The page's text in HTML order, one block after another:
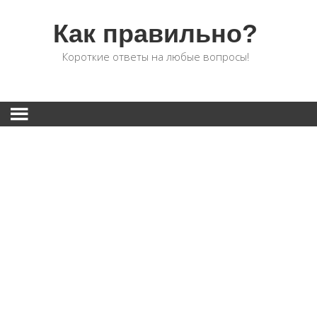
Как правильно?
Короткие ответы на любые вопросы!